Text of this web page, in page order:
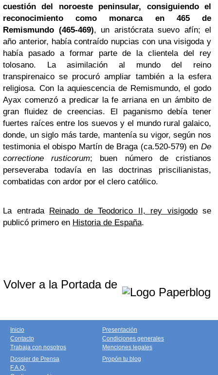
cuestión del noroeste peninsular, consiguiendo el
reconocimiento como monarca en 465 de
Remismundo (465-469), un aristócrata suevo afín; el
año anterior, había contraído nupcias con una visigoda y
había pasado a formar parte de la clientela del rey
tolosano. La asimilación al mundo del reino
transpirenaico se procuró ampliar también a la esfera
religiosa. Con la aquiescencia de Remismundo, el godo
Ayax comenzó a predicar la fe arriana en un ámbito de
gran fluidez de creencias. El paganismo debía tener
fuertes raíces entre los suevos y el mundo rural galaico,
donde, un siglo más tarde, mantenía su vigor, según nos
testimonia el obispo Martín de Braga (ca.520-579) en De
correctione rusticorum; buen número de cristianos
perseveraba todavía en las doctrinas priscilianistas,
combatidas con ardor por el clero católico.
La entrada Reinado de Teodorico II, rey visigodose
publicó primero en Historia de España.
Volver a la Portada de
Inicio
Contacto
Trabaja con nosotros
Presentación
Condiciones generales
Menciones legales
Dossier de Prensa
F.A.Q.
Propón tu blog